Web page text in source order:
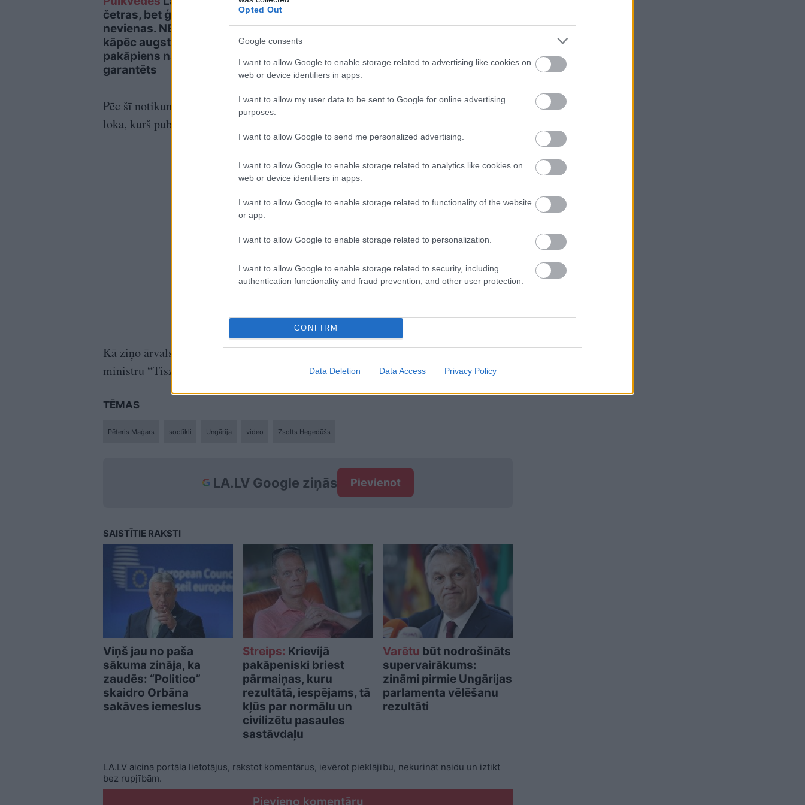
Opted Out
Google consents
I want to allow Google to enable storage related to advertising like cookies on
web or device identifiers in apps.
I want to allow my user data to be sent to Google for online advertising
purposes.
I want to allow Google to send me personalized advertising.
I want to allow Google to enable storage related to analytics like cookies on
web or device identifiers in apps.
I want to allow Google to enable storage related to functionality of the website
or app.
I want to allow Google to enable storage related to personalization.
I want to allow Google to enable storage related to security, including
authentication functionality and fraud prevention, and other user protection.
CONFIRM
Data Deletion Data Access Privacy Policy
četras, bet ģenerāles –
nevienas. NBS skaidro,
kāpēc augstākais
pakāpiens nav
garantēts
vietas mājā, kur
nevajadzētu novietot
televizoru
Zelenski; atklājas, par
nesaskaņas
Pēc šī notikuma viņš bieži tiek pieminēts kā piemērs cilvēkam no Orbāna politiskā
loka, kurš publiski norobežojās no valdības retorikas.
Kā ziņo ārvalstu prese, Pēteris Maģars ir viņu izvēlējies kā nākamo veselības
ministru “Tisza” valdībā.
TĒMAS
Pēteris Maģars soctīkli Ungārija video Zsolts Hegedūšs
LA.LV Google ziņās Pievienot
SAISTĪTIE RAKSTI
Viņš jau no paša
sākuma zināja, ka
zaudēs: “Politico”
skaidro Orbāna
sakāves iemeslus
Streips: Krievijā
pakāpeniski briest
pārmaiņas, kuru
rezultātā, iespējams, tā
kļūs par normālu un
civilizētu pasaules
sastāvdaļu
Varētu būt nodrošināts
supervairākums:
zināmi pirmie Ungārijas
parlamenta vēlēšanu
rezultāti
LA.LV aicina portāla lietotājus, rakstot komentārus, ievērot pieklājību, nekurināt naidu un iztikt
bez rupjībām.
Pievieno komentāru